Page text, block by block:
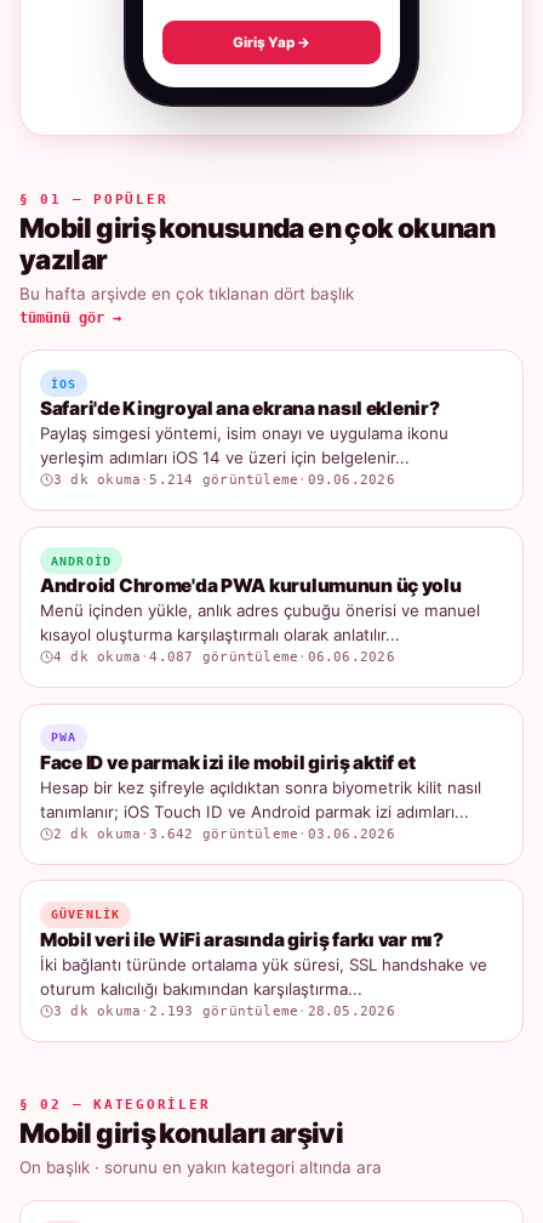
Giriş Yap →
§ 01 — POPÜLER
Mobil giriş konusunda en çok okunan
yazılar
Bu hafta arşivde en çok tıklanan dört başlık
tümünü gör →
IOS
Safari'de Kingroyal ana ekrana nasıl eklenir?
Paylaş simgesi yöntemi, isim onayı ve uygulama ikonu
yerleşim adımları iOS 14 ve üzeri için belgelenir...
3 dk okuma ·5.214 görüntüleme · 09.06.2026
ANDROID
Android Chrome'da PWA kurulumunun üç yolu
Menü içinden yükle, anlık adres çubuğu önerisi ve manuel
kısayol oluşturma karşılaştırmalı olarak anlatılır...
4 dk okuma ·4.087 görüntüleme · 06.06.2026
PWA
Face ID ve parmak izi ile mobil giriş aktif et
Hesap bir kez şifreyle açıldıktan sonra biyometrik kilit nasıl
tanımlanır; iOS Touch ID ve Android parmak izi adımları...
2 dk okuma ·3.642 görüntüleme · 03.06.2026
GÜVENLIK
Mobil veri ile WiFi arasında giriş farkı var mı?
İki bağlantı türünde ortalama yük süresi, SSL handshake ve
oturum kalıcılığı bakımından karşılaştırma...
3 dk okuma ·2.193 görüntüleme · 28.05.2026
§ 02 — KATEGORILER
Mobil giriş konuları arşivi
On başlık · sorunu en yakın kategori altında ara